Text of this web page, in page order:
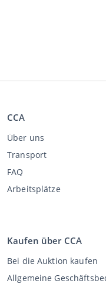
CCA
Über uns
Transport
FAQ
Arbeitsplätze
Kaufen über CCA
Bei die Auktion kaufen
Allgemeine